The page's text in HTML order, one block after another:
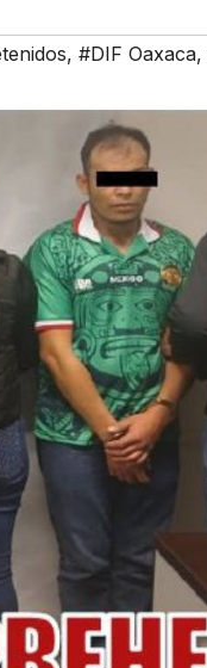
, #DIF Oaxaca,